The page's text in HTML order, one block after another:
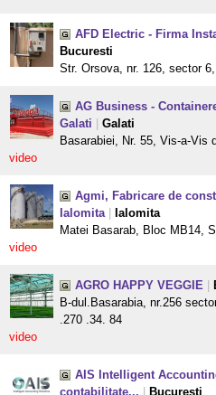
AFD Electric - Firma
Bucuresti
Str. Orsova, nr. 126, sector
AG Business -
Galati
Galati
Basarabiei, Nr. 55, Vis-a-Vis
video
Agmi, Fabricare de
Ialomita
Ialomita
Matei Basarab, Bloc MB14,
video
AGRO HAPPY VEGGIE
B-dul.Basarabia, nr.256
.270 .34. 84
video
AIS Intelligent
contabilitate...
Bucuresti